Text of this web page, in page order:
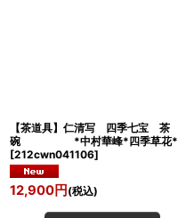
【茶道具】仁清写 四季七宝 茶
碗 *中村華峰*四季草花*
[212cwn041106]
12,900円 (税込)